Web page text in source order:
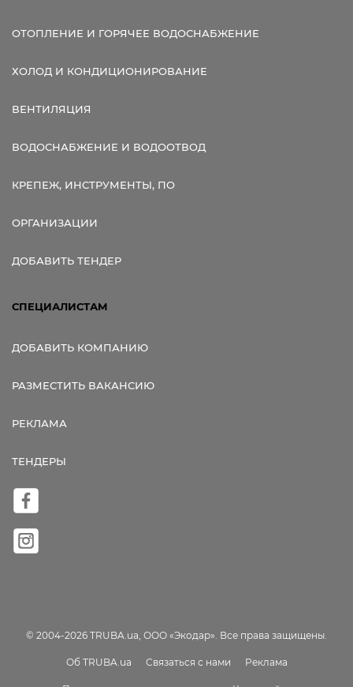
ОТОПЛЕНИЕ И ГОРЯЧЕЕ ВОДОСНАБЖЕНИЕ
ХОЛОД И КОНДИЦИОНИРОВАНИЕ
ВЕНТИЛЯЦИЯ
ВОДОСНАБЖЕНИЕ И ВОДООТВОД
КРЕПЕЖ, ИНСТРУМЕНТЫ, ПО
ОРГАНИЗАЦИИ
ДОБАВИТЬ ТЕНДЕР
СПЕЦИАЛИСТАМ
ДОБАВИТЬ КОМПАНИЮ
РАЗМЕСТИТЬ ВАКАНСИЮ
РЕКЛАМА
ТЕНДЕРЫ
© 2004-2026 TRUBA.ua, ООО «Экодар». Все права защищены.
Об TRUBA.ua Связаться с нами Реклама